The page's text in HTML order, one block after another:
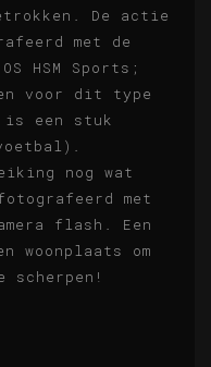
De actie
met de
HSM Sports;
voor dit type
een stuk
nog wat
met
flash. Een
woonplaats om